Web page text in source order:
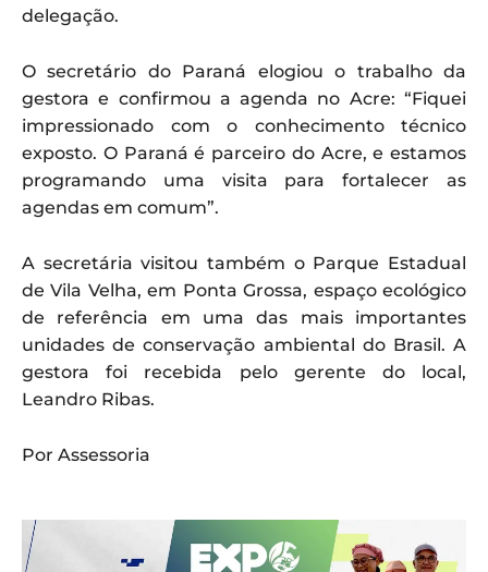
delegação.
O secretário do Paraná elogiou o trabalho da
gestora e confirmou a agenda no Acre: “Fiquei
impressionado com o conhecimento técnico
exposto. O Paraná é parceiro do Acre, e estamos
programando uma visita para fortalecer as
agendas em comum”.
A secretária visitou também o Parque Estadual
de Vila Velha, em Ponta Grossa, espaço ecológico
de referência em uma das mais importantes
unidades de conservação ambiental do Brasil. A
gestora foi recebida pelo gerente do local,
Leandro Ribas.
Por Assessoria